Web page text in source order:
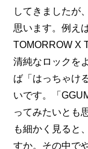
してきましたが
思います。例え
TOMORROW X
清純なロックを
ば「はっちゃけ
いです。「
ってみたいとも
も細かく見ると
すか。その中で